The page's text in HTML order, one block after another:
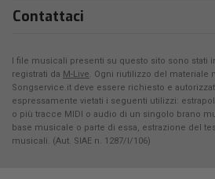
Contattaci
I file musicali presenti su questo sito sono stati
registrati da M-Live. Ogni riutilizzo del materiale
Songservice.it deve essere richiesto e
espressamente vietati i seguenti utilizzi:
o più tracce MIDI o audio di un singolo brano
base musicale o parte di essa, estrazione del
musicali. (Aut. SIAE n. 1287/I/106)